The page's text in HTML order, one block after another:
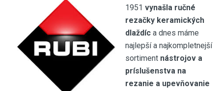
1951 vynašla ručné
rezačky keramických
dlaždíc a dnes máme
najlepší a najkompletnejší
sortiment nástrojov a
príslušenstva na
rezanie a upevňovanie